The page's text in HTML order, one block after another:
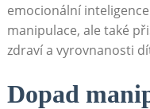
emocionální
manipulace, ale také
zdraví a vyrovnanosti
Dopad